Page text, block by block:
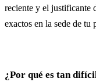
reciente y el justificante
exactos en la sede de tu
¿Por qué es tan